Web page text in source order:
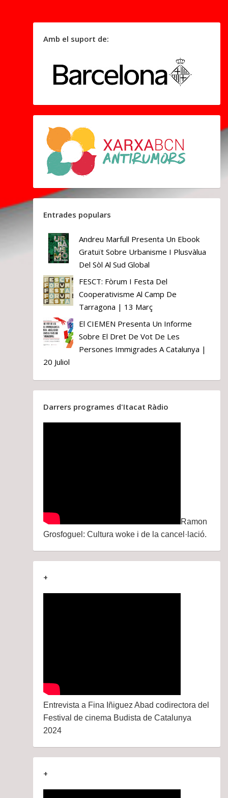
Amb el suport de:
Entrades populars
Andreu Marfull Presenta Un Ebook
Gratuït Sobre Urbanisme I Plusvàlua
Del Sòl Al Sud Global
FESCT: Fòrum I Festa Del
Cooperativisme Al Camp De
Tarragona | 13 Març
El CIEMEN Presenta Un Informe
Sobre El Dret De Vot De Les
Persones Immigrades A Catalunya |
20 Juliol
Darrers programes d'Itacat Ràdio
Ramon
Grosfoguel: Cultura woke i de la cancel·lació.
+
Entrevista a Fina Iñiguez Abad codirectora del
Festival de cinema Budista de Catalunya
2024
+